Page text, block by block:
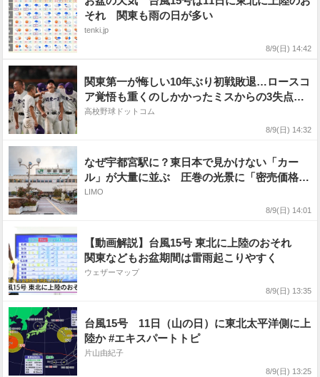
それ 関東も雨の日が多い
tenki.jp
8/9(日) 14:42
関東第一が悔しい10年ぶり初戦敗退…ロースコ
ア覚悟も重くのしかかったミスからの3失点
【26年夏甲子園】
高校野球ドットコム
8/9(日) 14:32
なぜ宇都宮駅に？東日本で見かけない「カー
ル」が大量に並ぶ 圧巻の光景に「密売価格
（笑）」
LIMO
8/9(日) 14:01
【動画解説】台風15号 東北に上陸のおそれ
関東などもお盆期間は雷雨起こりやすく
ウェザーマップ
8/9(日) 13:35
台風15号 11日（山の日）に東北太平洋側に上
陸か #エキスパートトピ
片山由紀子
8/9(日) 13:25